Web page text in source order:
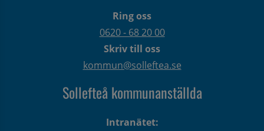
Ring oss
0620 - 68 20 00
Skriv till oss
kommun@solleftea.se
Sollefteå kommunanställda
Intranätet: